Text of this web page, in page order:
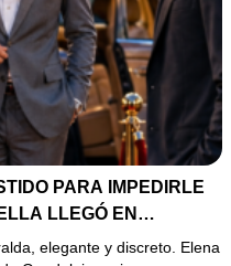
PARA IMPEDIRLE
LLEGÓ EN
HONOR DEL DUEÑO DE
elegante y discreto. Elena